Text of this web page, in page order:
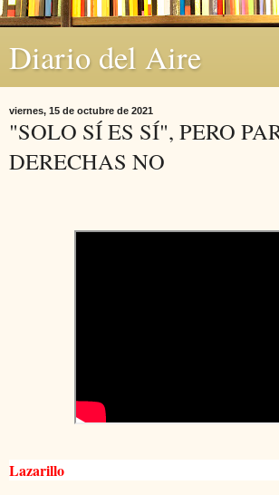
Diario del Aire
viernes, 15 de octubre de 2021
"SOLO SÍ ES SÍ", PERO
DERECHAS NO
Lazarillo